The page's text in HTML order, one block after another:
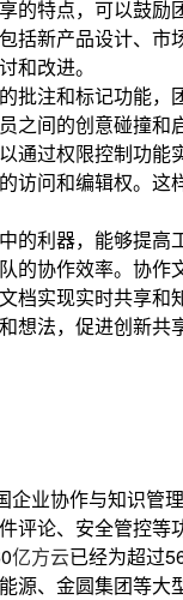
的特点，可以鼓
括新产品设计、
和改进。
批注和标记功能
之间的创意碰撞和
通过权限控制功
访问和编辑权。
的利器，能够提
的协作效率。协
档实现实时共享
想法，促进创新
企业协作与知识管
评论、安全管控
亿方云已经为超过
源、金圆集团等大